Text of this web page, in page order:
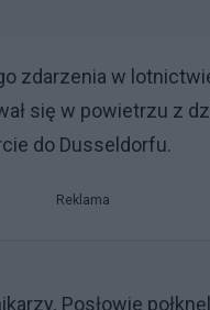
zdarzenia w
się w powietrzu z
do Dusseldorfu.
Reklama
Posłowie